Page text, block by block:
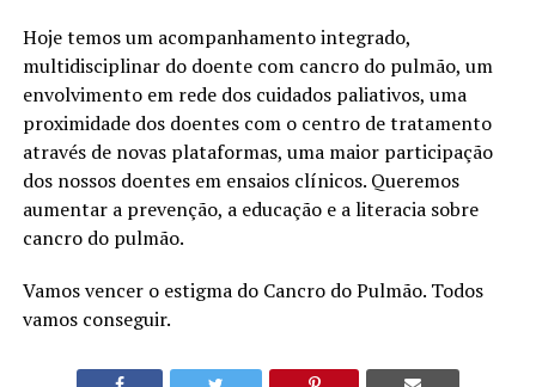
Hoje temos um acompanhamento integrado,
multidisciplinar do doente com cancro do pulmão, um
envolvimento em rede dos cuidados paliativos, uma
proximidade dos doentes com o centro de tratamento
através de novas plataformas, uma maior participação
dos nossos doentes em ensaios clínicos. Queremos
aumentar a prevenção, a educação e a literacia sobre
cancro do pulmão.
Vamos vencer o estigma do Cancro do Pulmão. Todos
vamos conseguir.